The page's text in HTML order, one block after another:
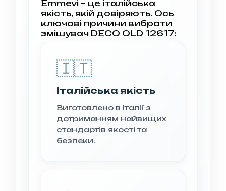
Emmevi – це італійська
якість, якій довіряють. Ось
ключові причини вибрати
змішувач DECO OLD 12617:
🇮🇹
Італійська якість
Виготовлено в Італії з
дотриманням найвищих
стандартів якості та
безпеки.